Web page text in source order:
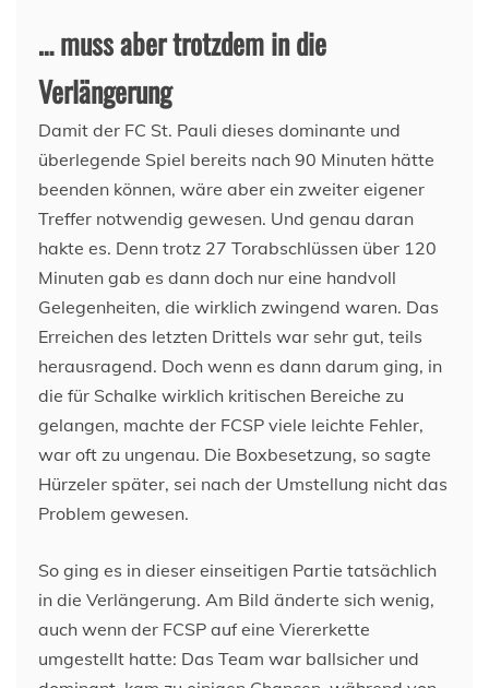
… muss aber trotzdem in die
Verlängerung
Damit der FC St. Pauli dieses dominante und
überlegende Spiel bereits nach 90 Minuten hätte
beenden können, wäre aber ein zweiter eigener
Treffer notwendig gewesen. Und genau daran
hakte es. Denn trotz 27 Torabschlüssen über 120
Minuten gab es dann doch nur eine handvoll
Gelegenheiten, die wirklich zwingend waren. Das
Erreichen des letzten Drittels war sehr gut, teils
herausragend. Doch wenn es dann darum ging, in
die für Schalke wirklich kritischen Bereiche zu
gelangen, machte der FCSP viele leichte Fehler,
war oft zu ungenau. Die Boxbesetzung, so sagte
Hürzeler später, sei nach der Umstellung nicht das
Problem gewesen.
So ging es in dieser einseitigen Partie tatsächlich
in die Verlängerung. Am Bild änderte sich wenig,
auch wenn der FCSP auf eine Viererkette
umgestellt hatte: Das Team war ballsicher und